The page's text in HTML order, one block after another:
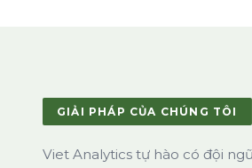
tín hàng đầu Việt Nam, có